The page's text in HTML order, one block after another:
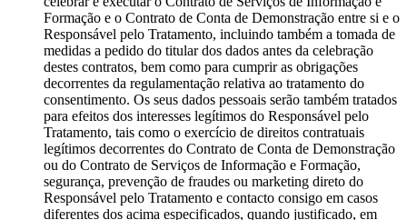
Formação e o Contrato de Conta de Demonstração entre si e o
Responsável pelo Tratamento, incluindo também a tomada de
medidas a pedido do titular dos dados antes da celebração
destes contratos, bem como para cumprir as obrigações
decorrentes da regulamentação relativa ao tratamento do
consentimento. Os seus dados pessoais serão também tratados
para efeitos dos interesses legítimos do Responsável pelo
Tratamento, tais como o exercício de direitos contratuais
legítimos decorrentes do Contrato de Conta de Demonstração
ou do Contrato de Serviços de Informação e Formação,
segurança, prevenção de fraudes ou marketing direto do
Responsável pelo Tratamento e contacto consigo em casos
diferentes dos acima especificados, quando justificado, em